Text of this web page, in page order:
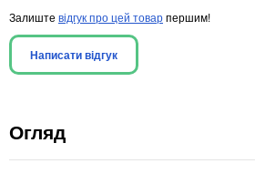
Залиште відгук про цей товарпершим!
Написати відгук
Огляд